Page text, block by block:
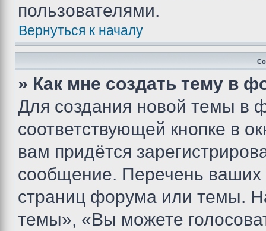
пользователями.
Вернуться к началу
» Как мне создать тему в
Для создания новой темы в
соответствующей кнопке в
вам придётся
сообщение. Перечень ваших
страниц форума или темы.
темы», «Вы можете